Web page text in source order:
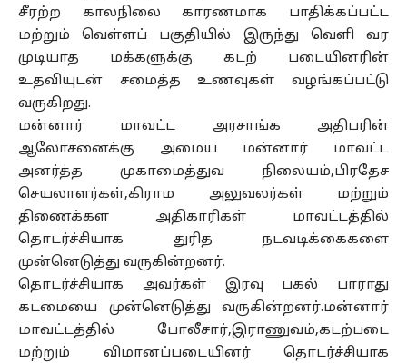
சீரற்ற காலநிலை காரணமாக பாதிக்கப்பட்ட
மற்றும் வெள்ளப் பகுதியில் இருந்து வெளி வர
முடியாத மக்களுக்கு கடற் படையினரின்
உதவியுடன் சமைத்த உணவுகள் வழங்கப்பட்டு
வருகிறது.
மன்னார் மாவட்ட அரசாங்க அதிபரின்
ஆலோசனைக்கு அமைய மன்னார் மாவட்ட
அனர்த்த முகாமைத்துவ நிலையம்,பிரதேச
செயலாளர்கள்,கிராம அலுவலர்கள் மற்றும்
திணைக்கள அதிகாரிகள் மாவட்டத்தில்
தொடர்ச்சியாக துரித நடவடிக்கைகளை
முன்னெடுத்து வருகின்றனர்.
தொடர்ச்சியாக அவர்கள் இரவு பகல் பாராது
கடமையை முன்னெடுத்து வருகின்றனர்.மன்னார்
மாவட்டத்தில் போலீசார்,இராணுவம்,கடற்படை
மற்றும் விமானப்படையினர் தொடர்ச்சியாக